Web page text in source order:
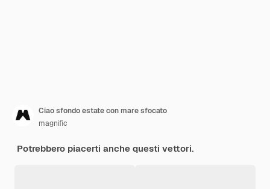
Ciao sfondo estate con mare sfocato
magnific
Potrebbero piacerti anche questi vettori.